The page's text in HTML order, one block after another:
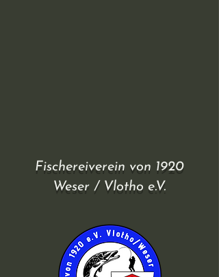
Fischereiverein von 1920
Weser / Vlotho e.V.